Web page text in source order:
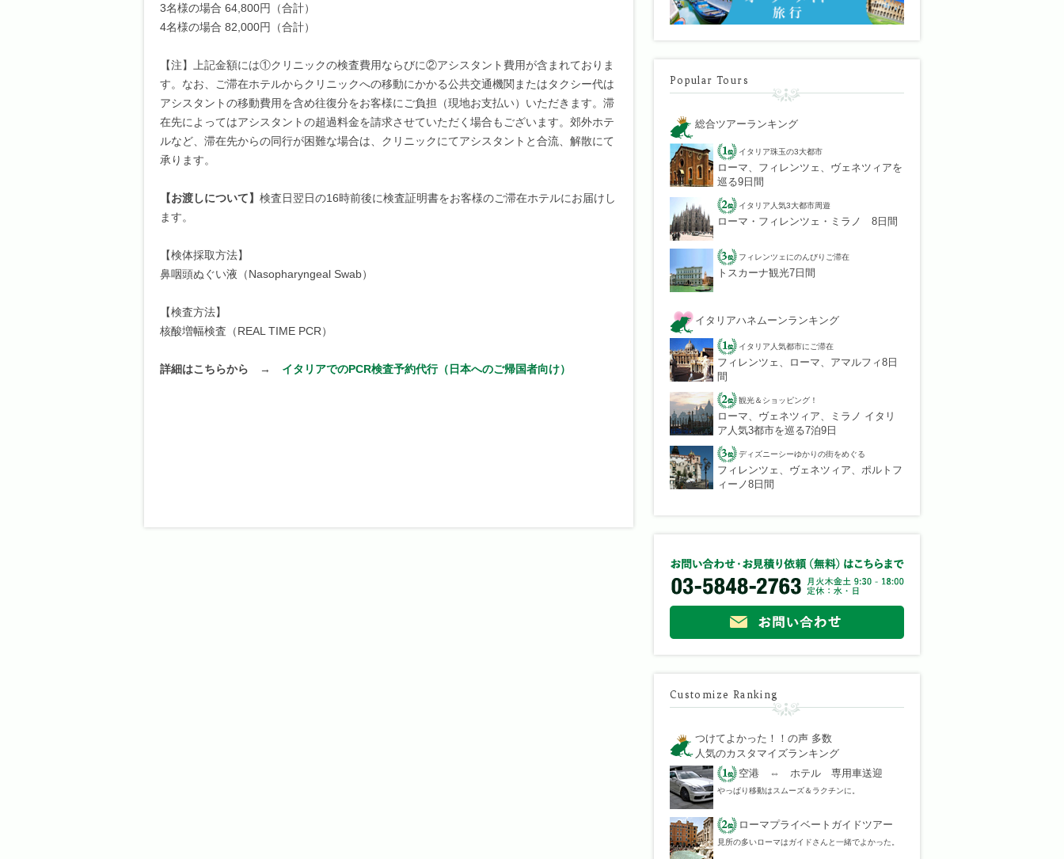
3名様の場合 64,800円
（合計）
4名様の場合 82,000円
（合計）
【注】上記金額には①クリニックの検査費用ならびに②アシスタント費用が含まれておりま
す。なお、ご滞在ホテルからクリニックへの移動にかかる公共交通機関またはタクシー代は
アシスタントの移動費用を含め往復分をお客様にご負担（現地お支払い）いただきます。滞
在先によってはアシスタントの超過料金を請求させていただく場合もございます。郊外ホテ
ルなど、滞在先からの同行が困難な場合は、クリニックにてアシスタントと合流、解散にて
承ります。
【お渡しについて】 検査日翌日の16時前後に検査証明書をお客様のご滞在ホテルにお届けし
ます。
【検体採取方法】
鼻咽頭ぬぐい液（Nasopharyngeal Swab）
【検査方法】
核酸増幅検査（REAL TIME PCR）
詳細はこちらから → イタリアでのPCR検査予約代行（日本へのご帰国者向け）
Popular Tours
総合ツアーランキング
イタリア珠玉の3大都市
ローマ、フィレンツェ、ヴェネツィアを
巡る9日間
イタリア人気3大都市周遊
ローマ・フィレンツェ・ミラノ 8日間
フィレンツェにのんびりご滞在
トスカーナ観光7日間
イタリアハネムーンランキング
イタリア人気都市にご滞在
フィレンツェ、ローマ、アマルフィ8日
間
観光＆ショッピング！
ローマ、ヴェネツィア、ミラノ イタリ
ア人気3都市を巡る7泊9日
ディズニーシーゆかりの街をめぐる
フィレンツェ、ヴェネツィア、ポルトフ
ィーノ8日間
Customize Ranking
つけてよかった！！の声 多数
人気のカスタマイズランキング
空港 ⇔ ホテル 専用車送迎
やっぱり移動はスムーズ＆ラクチンに。
ローマプライベートガイドツアー
見所の多いローマはガイドさんと一緒でよかった。